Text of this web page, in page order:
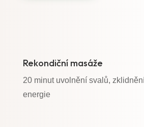
Rekondiční masáže
20 minut uvolnění svalů,
energie